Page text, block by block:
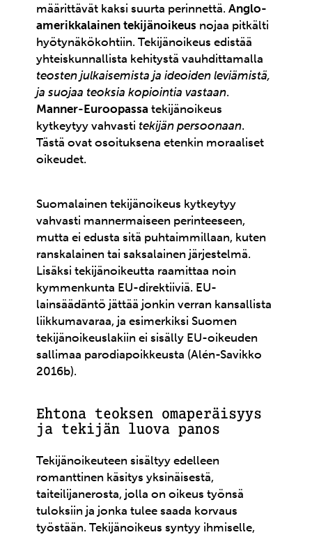
määrittävät kaksi suurta perinnettä.Anglo-
amerikkalainen tekijänoikeus nojaa pitkälti
hyötynäkökohtiin. Tekijänoikeus edistää
yhteiskunnallista kehitystä vauhdittamalla
teosten julkaisemista ja ideoiden leviämistä,
ja suojaa teoksia kopiointia vastaan.
Manner-Euroopassa tekijänoikeus
kytkeytyy vahvasti tekijän persoonaan.
Tästä ovat osoituksena etenkin moraaliset
oikeudet.
Suomalainen tekijänoikeus kytkeytyy
vahvasti mannermaiseen perinteeseen,
mutta ei edusta sitä puhtaimmillaan, kuten
ranskalainen tai saksalainen järjestelmä.
Lisäksi tekijänoikeutta raamittaa noin
kymmenkunta EU-direktiiviä. EU-
lainsäädäntö jättää jonkin verran kansallista
liikkumavaraa, ja esimerkiksi Suomen
tekijänoikeuslakiin ei sisälly EU-oikeuden
sallimaa parodiapoikkeusta (Alén-Savikko
2016b).
Ehtona teoksen omaperäisyys
ja tekijän luova panos
Tekijänoikeuteen sisältyy edelleen
romanttinen käsitys yksinäisestä,
taiteilijanerosta, jolla on oikeus työnsä
tuloksiin ja jonka tulee saada korvaus
työstään. Tekijänoikeus syntyy ihmiselle,